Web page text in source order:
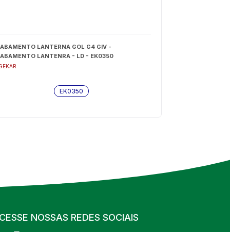
LANTERNA GOL G4 GIV -
LANTENRA - LD - EK0350
EK0350
NOSSAS REDES SOCIAIS